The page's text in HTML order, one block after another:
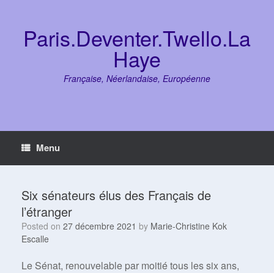
contentParis.Deventer.Twello.La
Haye
Française, Néerlandaise, Européenne
Menu
Six sénateurs élus des Français de
l’étranger
Posted on 27 décembre 2021 by Marie-Christine Kok
Escalle
Le Sénat, renouvelable par moitié tous les six ans,